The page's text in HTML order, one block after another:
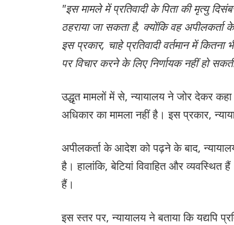
"इस मामले में प्रतिवादी के पिता की मृत्यु
ठहराया जा सकता है, क्योंकि वह
इस प्रकार, चाहे प्रतिवादी वर्तमान में
पर विचार करने के लिए निर्णायक नहीं हो
उद्धृत मामलों में से, न्यायालय ने जोर देकर कहा
अधिकार का मामला नहीं है। इस प्रकार,
अपीलकर्ता के आदेश को पढ़ने के बाद,
है। हालांकि, बेटियां विवाहित और
हैं।
इस स्तर पर, न्यायालय ने बताया कि यद्यपि